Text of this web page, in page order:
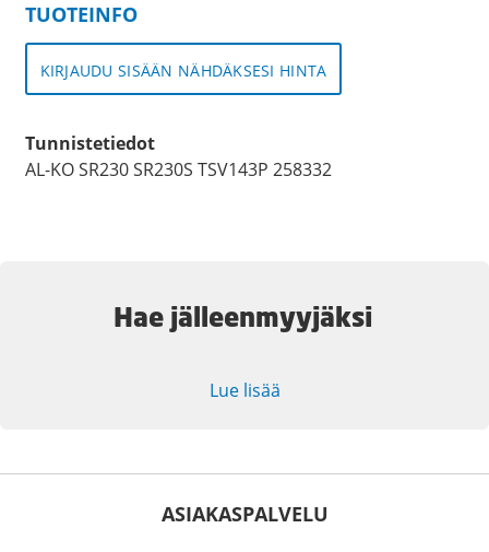
TUOTEINFO
KIRJAUDU SISÄÄN NÄHDÄKSESI HINTA
Tunnistetiedot
AL-KO SR230 SR230S TSV143P 258332
Hae jälleenmyyjäksi
Lue lisää
ASIAKASPALVELU